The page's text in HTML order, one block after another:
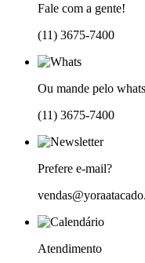
Fale com a gente!
(11) 3675-7400
Ou mande pelo
(11) 3675-7400
Prefere e-mail?
Atendimento